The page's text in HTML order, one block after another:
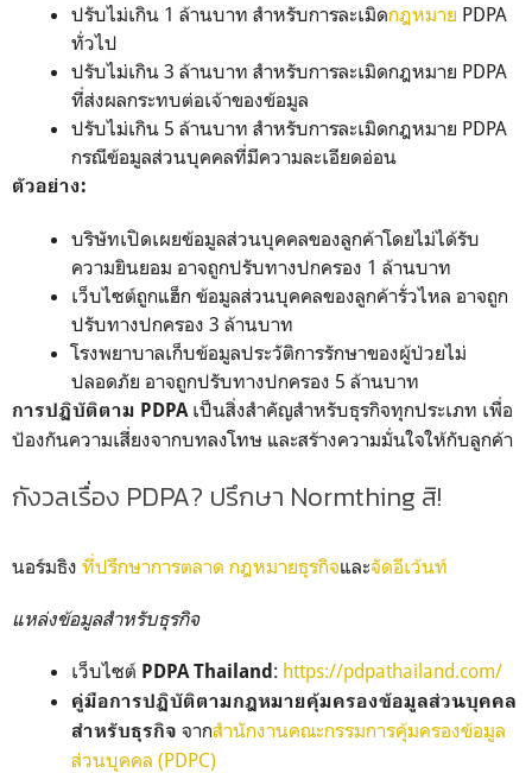
ปรับไม่เกิน 1 ล้านบาท สำหรับการละเมิดกฎหมาย PDPA
ทั่วไป
ปรับไม่เกิน 3 ล้านบาท สำหรับการละเมิดกฎหมาย PDPA
ที่ส่งผลกระทบต่อเจ้าของข้อมูล
ปรับไม่เกิน 5 ล้านบาท สำหรับการละเมิดกฎหมาย PDPA
กรณีข้อมูลส่วนบุคคลที่มีความละเอียดอ่อน
ตัวอย่าง:
บริษัทเปิดเผยข้อมูลส่วนบุคคลของลูกค้าโดยไม่ได้รับ
ความยินยอม อาจถูกปรับทางปกครอง 1 ล้านบาท
เว็บไซต์ถูกแฮ็ก ข้อมูลส่วนบุคคลของลูกค้ารั่วไหล อาจถูก
ปรับทางปกครอง 3 ล้านบาท
โรงพยาบาลเก็บข้อมูลประวัติการรักษาของผู้ป่วยไม่
ปลอดภัย อาจถูกปรับทางปกครอง 5 ล้านบาท
การปฏิบัติตาม PDPA เป็นสิ่งสำคัญสำหรับธุรกิจทุกประเภท เพื่อ
ป้องกันความเสี่ยงจากบทลงโทษ และสร้างความมั่นใจให้กับลูกค้า
กังวลเรื่อง PDPA? ปรึกษา Normthing สิ!
นอร์มธิง ที่ปรึกษาการตลาด กฎหมายธุรกิจและจัดอีเว้นท์ ️
แหล่งข้อมูลสำหรับธุรกิจ
เว็บไซต์ PDPA Thailand : https://pdpathailand.com/
คู่มือการปฏิบัติตามกฎหมายคุ้มครองข้อมูลส่วนบุคคล
สำหรับธุรกิจ จากสำนักงานคณะกรรมการคุ้มครองข้อมูล
ส่วนบุคคล (PDPC)